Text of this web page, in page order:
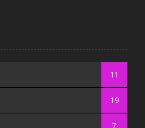
11
19
7